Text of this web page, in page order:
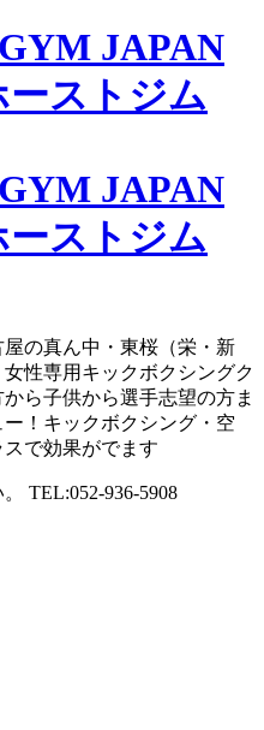
の真ん中・東桜（栄・新
性専用キックボクシングク
ら子供から選手志望の方ま
！キックボクシング・空
で効果がでます